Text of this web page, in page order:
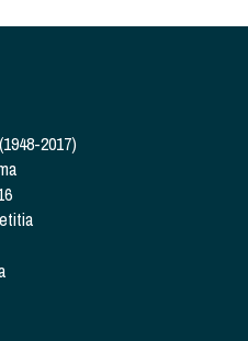
2017)